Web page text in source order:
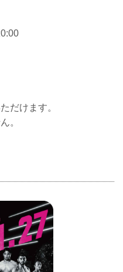
だけます。
。